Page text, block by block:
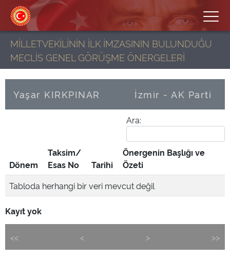
MİLLETVEKİLİNİN İLK İMZASININ BULUNDUĞU
MECLİS GENEL GÖRÜŞME ÖNERGELERİ
Yaşar KIRKPINAR İzmir - AK Parti
Ara:
Dönem
Taksim/
Esas No
Tarihi
Önergenin Başlığı ve
Özeti
Tabloda herhangi bir veri mevcut değil
Kayıt yok
<< < > >>